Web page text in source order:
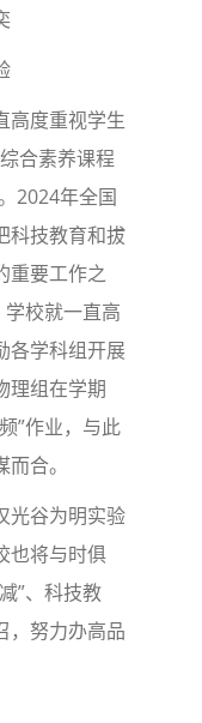
高度重视学生
合素养课程
2024年全国
科技教育和拔
重要工作之
学校就一直高
各学科组开展
理组在学期
”作业，与此
合。
光谷为明实验
也将与时俱
”、科技教
，努力办高品